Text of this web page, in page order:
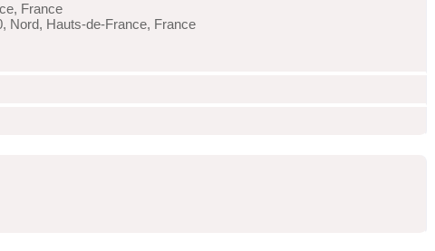
France
Nord, Hauts-de-France, France